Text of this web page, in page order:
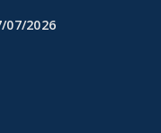
07/2026